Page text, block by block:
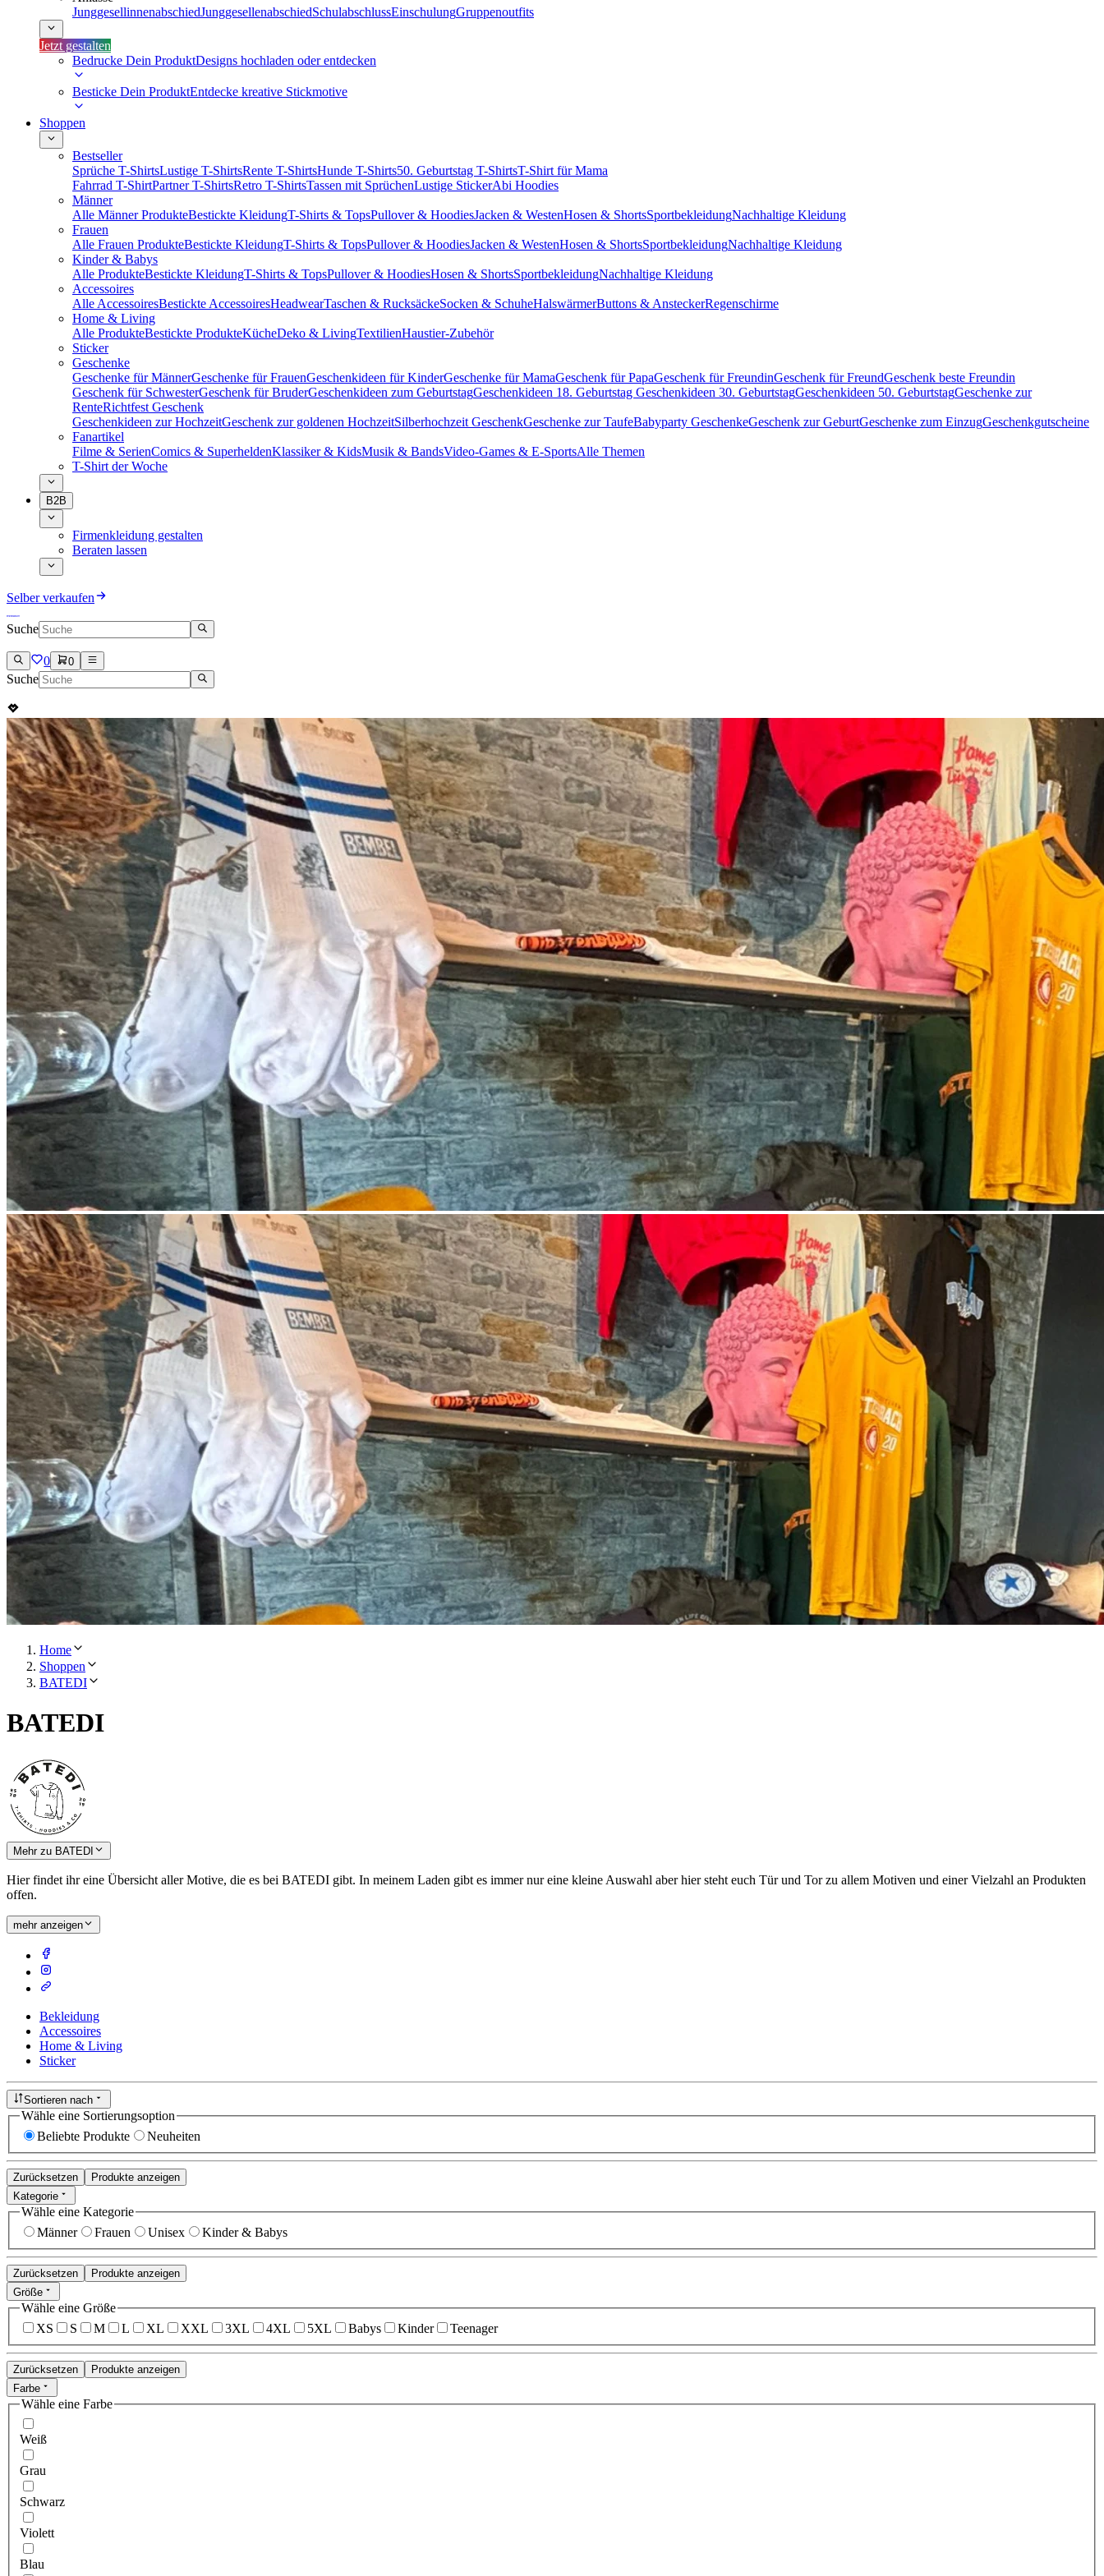
JunggesellinnenabschiedJunggesellenabschiedSchulabschlussEinschulungGruppenoutfits
Jetzt gestalten
Bedrucke Dein ProduktDesigns hochladen oder entdecken
Besticke Dein ProduktEntdecke kreative Stickmotive
Shoppen
Bestseller
Sprüche T-ShirtsLustige T-ShirtsRente T-ShirtsHunde T-Shirts50. Geburtstag T-ShirtsT-Shirt für Mama
Fahrrad T-ShirtPartner T-ShirtsRetro T-ShirtsTassen mit SprüchenLustige StickerAbi Hoodies
Männer
Alle Männer ProdukteBestickte KleidungT-Shirts & TopsPullover & HoodiesJacken & WestenHosen & ShortsSportbekleidungNachhaltige Kleidung
Frauen
Alle Frauen ProdukteBestickte KleidungT-Shirts & TopsPullover & HoodiesJacken & WestenHosen & ShortsSportbekleidungNachhaltige Kleidung
Kinder & Babys
Alle ProdukteBestickte KleidungT-Shirts & TopsPullover & HoodiesHosen & ShortsSportbekleidungNachhaltige Kleidung
Accessoires
Alle AccessoiresBestickte AccessoiresHeadwearTaschen & RucksäckeSocken & SchuheHalswärmerButtons & AnsteckerRegenschirme
Home & Living
Alle ProdukteBestickte ProdukteKücheDeko & LivingTextilienHaustier-Zubehör
Sticker
Geschenke
Geschenke für MännerGeschenke für FrauenGeschenkideen für KinderGeschenke für MamaGeschenk für PapaGeschenk für FreundinGeschenk für FreundGeschenk beste Freundin
Geschenk für SchwesterGeschenk für BruderGeschenkideen zum GeburtstagGeschenkideen 18. Geburtstag Geschenkideen 30. GeburtstagGeschenkideen 50. GeburtstagGeschenke zur
RenteRichtfest Geschenk
Geschenkideen zur HochzeitGeschenk zur goldenen HochzeitSilberhochzeit GeschenkGeschenke zur TaufeBabyparty GeschenkeGeschenk zur GeburtGeschenke zum EinzugGeschenkgutscheine
Fanartikel
Filme & SerienComics & SuperheldenKlassiker & KidsMusik & BandsVideo-Games & E-SportsAlle Themen
T-Shirt der Woche
B2B
Firmenkleidung gestalten
Beraten lassen
Selber verkaufen
Suche
0 0
Suche
Home
Shoppen
BATEDI
BATEDI
Mehr zu BATEDI
Hier findet ihr eine Übersicht aller Motive, die es bei BATEDI gibt. In meinem Laden gibt es immer nur eine kleine Auswahl aber hier steht euch Tür und Tor zu allem Motiven und einer Vielzahl an Produkten
offen.
mehr anzeigen
Bekleidung
Accessoires
Home & Living
Sticker
Sortieren nach
Wähle eine Sortierungsoption
Beliebte Produkte
Neuheiten
Zurücksetzen
Produkte anzeigen
Kategorie
Wähle eine Kategorie
Männer
Frauen Unisex Kinder & Babys
Zurücksetzen
Produkte anzeigen
Größe
Wähle eine Größe
XS
S M L XL XXL 3XL 4XL 5XL Babys Kinder Teenager
Zurücksetzen
Produkte anzeigen
Farbe
Wähle eine Farbe
Weiß
Grau
Schwarz
Violett
Blau